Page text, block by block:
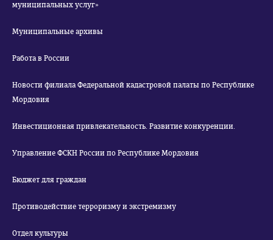
муниципальных услуг»
Муниципальные архивы
Работа в России
Новости филиала Федеральной кадастровой палаты по Республике
Мордовия
Инвестиционная привлекательность. Развитие конкуренции.
Управление ФСКН России по Республике Мордовия
Бюджет для граждан
Противодействие терроризму и экстремизму
Отдел культуры